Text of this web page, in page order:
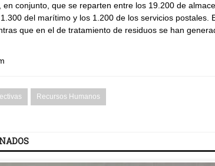
conjunto, que se reparten entre los 19.200 de
del marítimo y los 1.200 de los servicios
que en el de tratamiento de residuos se han
Recursos Humanos